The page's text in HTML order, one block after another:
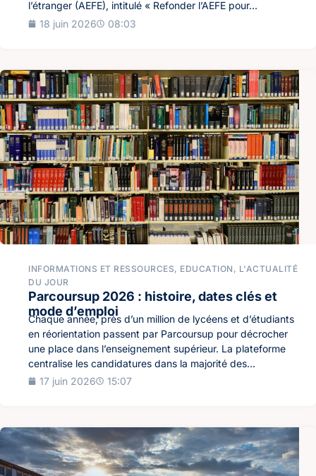
l’étranger (AEFE), intitulé « Refonder l’AEFE pour...
18 juin 2026
08:03
INFORMATIONS ET RESSOURCES, EDUCATION , L'ACTUALITÉ
DU JOUR
Parcoursup 2026 : histoire, dates clés et
mode d’emploi
Chaque année, près d’un million de lycéens et d’étudiants
en réorientation passent par Parcoursup pour décrocher
une place dans l’enseignement supérieur. La plateforme
centralise les candidatures dans la majorité des...
17 juin 2026
15:07